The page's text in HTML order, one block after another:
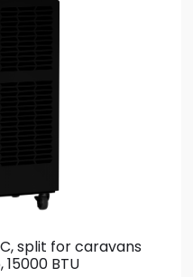
split for caravans
15000 BTU